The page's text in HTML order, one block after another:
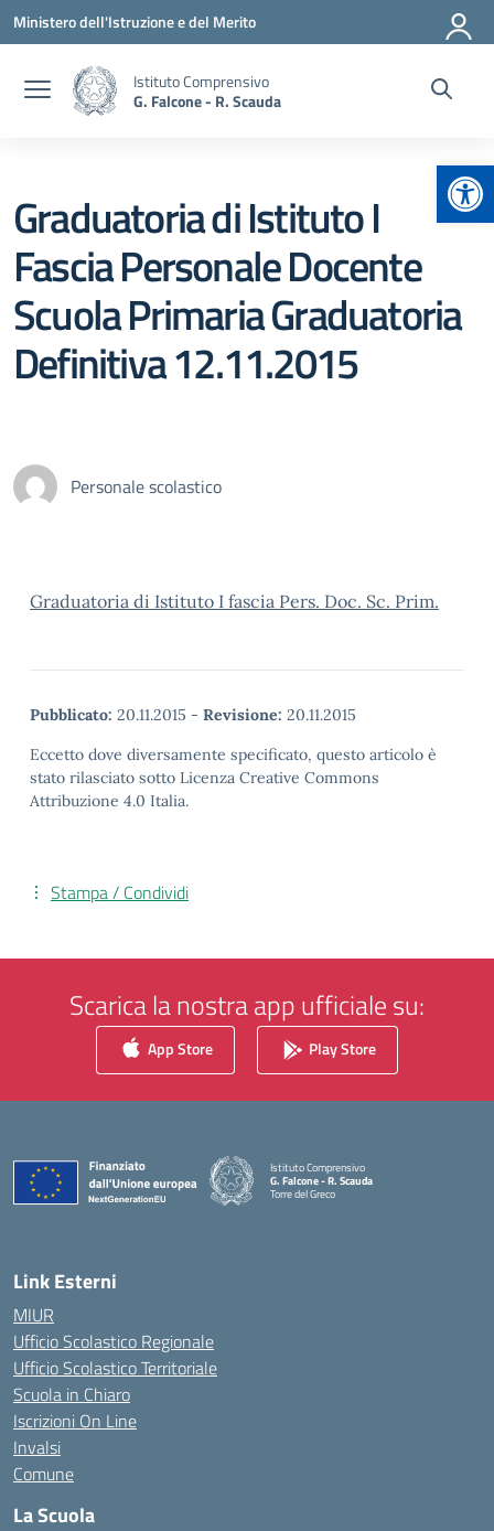
Vai ai contenuti
Vai al menu di navigazione
Vai al footer
Ministero dell'Istruzione e del Merito
Istituto Comprensivo
G. Falcone - R. Scauda
Graduatoria di Istituto I
Fascia Personale Docente
Scuola Primaria Graduatoria
Definitiva 12.11.2015
Personale scolastico
Graduatoria di Istituto I fascia Pers. Doc. Sc. Prim.
Pubblicato: 20.11.2015 - Revisione: 20.11.2015
Eccetto dove diversamente specificato, questo articolo è
stato rilasciato sotto Licenza Creative Commons
Attribuzione 4.0 Italia.
Stampa / Condividi
Scarica la nostra app ufficiale su:
App Store Play Store
Istituto Comprensivo
G. Falcone - R. Scauda
Torre del Greco
Link Esterni
MIUR
Ufficio Scolastico Regionale
Ufficio Scolastico Territoriale
Scuola in Chiaro
Iscrizioni On Line
Invalsi
Comune
La Scuola